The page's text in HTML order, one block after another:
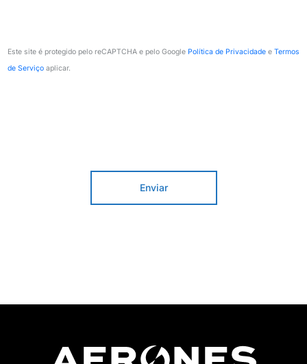
Este site é protegido pelo reCAPTCHA e pelo Google Política de Privacidade e Termos
de Serviço aplicar.
Enviar